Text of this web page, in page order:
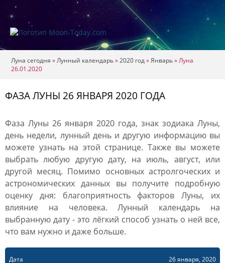
Луна сегодня »Лунный календарь»2020 год»Январь»Луна
26.01.2020
ФАЗА ЛУНЫ 26 ЯНВАРЯ 2020 ГОДА
Фаза Луны 26 января 2020 года, знак зодиака Луны,
день недели, лунный день и другую информацию вы
можете узнать на этой странице. Также вы можете
выбрать любую другую дату, на июль, август, или
другой месяц. Помимо основных астролгоческих и
астрономических данных вы получите подробную
оценку дня: благоприятность факторов Луны, их
влияние на человека. Лунный календарь на
выбранную дату - это лёгкий способ узнать о ней все,
что вам нужно и даже больше.
Дата
26 января, 2020